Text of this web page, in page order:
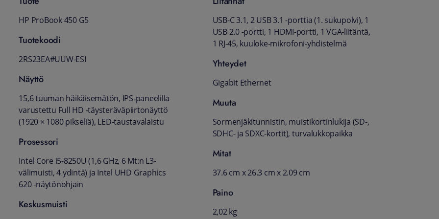
HP ProBook 450 G5
Tuotekoodi
2RS23EA#UUW-ESI
Näyttö
15,6 tuuman häikäisemätön, IPS-paneelilla
varustettu Full HD -täysteräväpiirtonäyttö
(1920 × 1080 pikseliä), LED-taustavalaistu
Prosessori
Intel Core i5-8250U (1,6 GHz, 6 Mt:n L3-
välimuisti, 4 ydintä) ja Intel UHD Graphics
620 -näytönohjain
Keskusmuisti
USB-C 3.1, 2 USB 3.1 -porttia (1. sukupolvi), 1
USB 2.0 -portti, 1 HDMI-portti, 1 VGA-liitäntä,
1 RJ-45, kuuloke-mikrofoni-yhdistelmä
Yhteydet
Gigabit Ethernet
Muuta
Sormenjäkitunnistin, muistikortinlukija (SD-,
SDHC- ja SDXC-kortit), turvalukkopaikka
Mitat
37.6 cm x 26.3 cm x 2.09 cm
Paino
2,02 kg